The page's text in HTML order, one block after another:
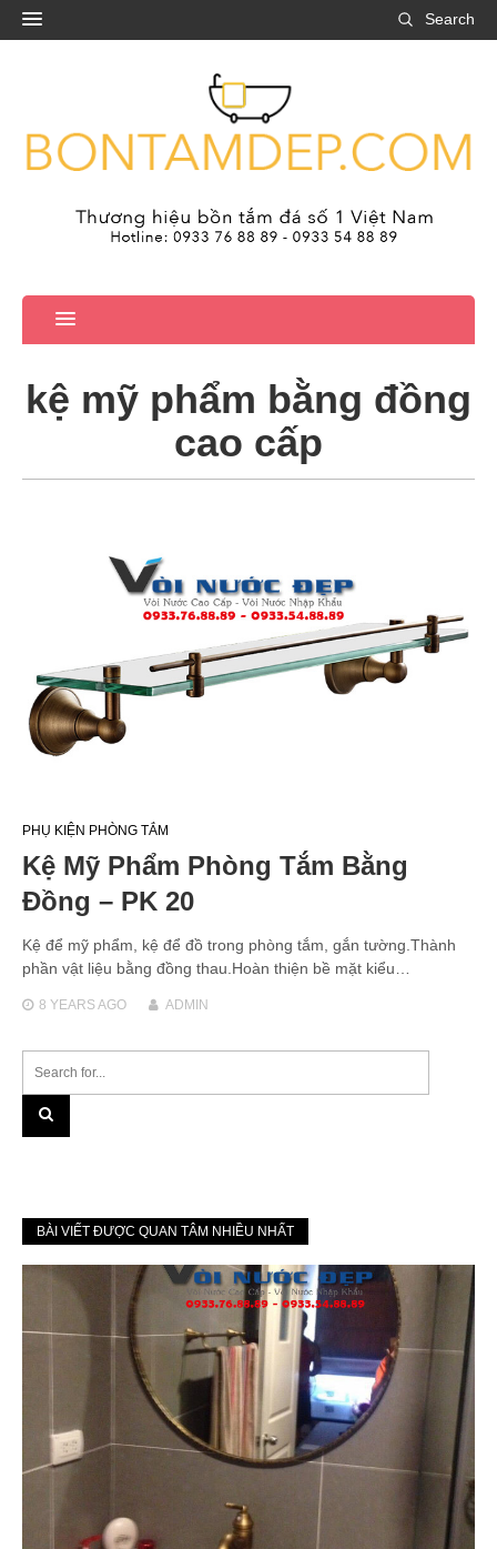
Search
kệ mỹ phẩm bằng đồng
cao cấp
PHỤ KIỆN PHÒNG TẮM
Kệ Mỹ Phẩm Phòng Tắm Bằng
Đồng – PK 20
Kệ để mỹ phẩm, kệ để đồ trong phòng tắm, gắn tường.Thành
phần vật liệu bằng đồng thau.Hoàn thiện bề mặt kiểu…
8 YEARSAGO ADMIN
BÀI VIẾT ĐƯỢC QUAN TÂM NHIỀU NHẤT